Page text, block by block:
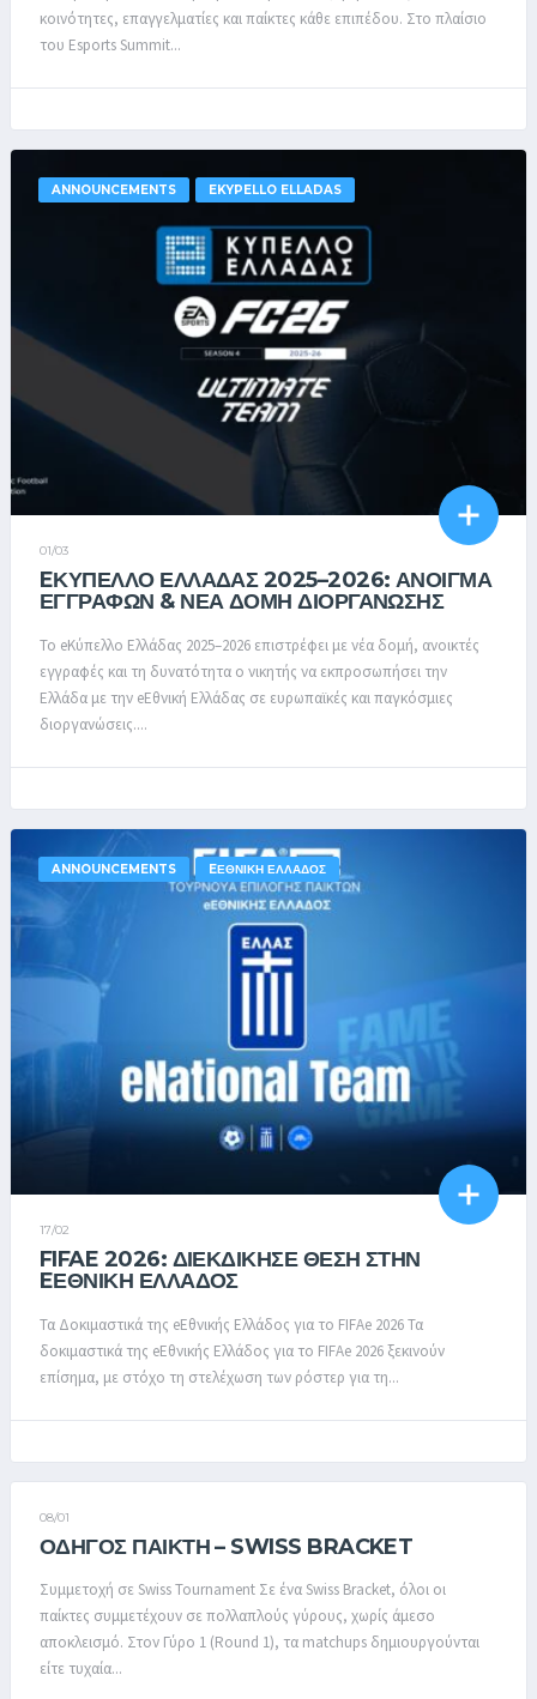
κοινότητες, επαγγελματίες και παίκτες κάθε επιπέδου. Στο πλαίσιο
του Esports Summit...
ANNOUNCEMENTS EKYPELLO ELLADAS
01/03
EΚΎΠΕΛΛΟ ΕΛΛΆΔΑΣ 2025–2026: ΆΝΟΙΓΜΑ
ΕΓΓΡΑΦΏΝ & ΝΈΑ ΔΟΜΉ ΔΙΟΡΓΆΝΩΣΗΣ
Το eΚύπελλο Ελλάδας 2025–2026 επιστρέφει με νέα δομή, ανοικτές
εγγραφές και τη δυνατότητα ο νικητής να εκπροσωπήσει την
Ελλάδα με την eΕθνική Ελλάδας σε ευρωπαϊκές και παγκόσμιες
διοργανώσεις....
ANNOUNCEMENTS EΕΘΝΙΚΉ ΕΛΛΆΔΟΣ
17/02
FIFAE 2026: ΔΙΕΚΔΊΚΗΣΕ ΘΈΣΗ ΣΤΗΝ
EΕΘΝΙΚΉ ΕΛΛΆΔΟΣ
Τα Δοκιμαστικά της eΕθνικής Ελλάδος για το FIFAe 2026 Τα
δοκιμαστικά της eΕθνικής Ελλάδος για το FIFAe 2026 ξεκινούν
επίσημα, με στόχο τη στελέχωση των ρόστερ για τη...
08/01
ΟΔΗΓΌΣ ΠΑΊΚΤΗ – SWISS BRACKET
Συμμετοχή σε Swiss Tournament Σε ένα Swiss Bracket, όλοι οι
παίκτες συμμετέχουν σε πολλαπλούς γύρους, χωρίς άμεσο
αποκλεισμό. Στον Γύρο 1 (Round 1), τα matchups δημιουργούνται
είτε τυχαία...